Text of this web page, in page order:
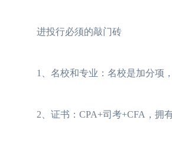
进投行必须的敲门砖
1、名校和专业：名校是加分项，
2、证书：CPA+司考+CFA，拥